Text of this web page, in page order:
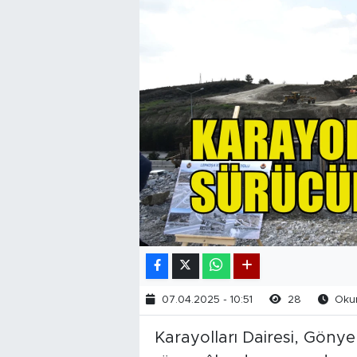
07.04.2025 - 10:51 28
Karayolları Dairesi,